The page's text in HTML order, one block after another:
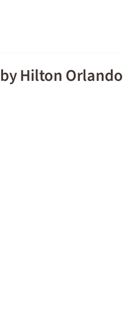
Hilton Orlando